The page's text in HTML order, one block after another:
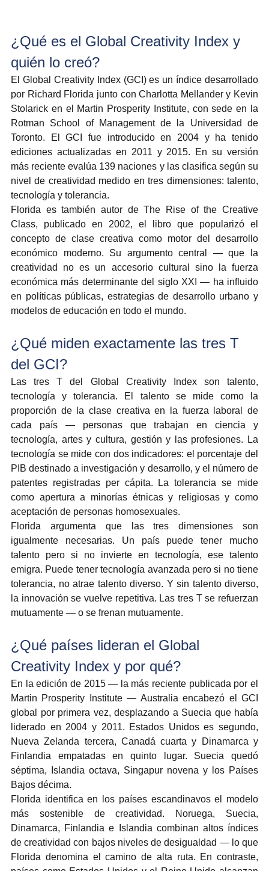
¿Qué es el Global Creativity Index y
quién lo creó?
El Global Creativity Index (GCI) es un índice desarrollado
por Richard Florida junto con Charlotta Mellander y Kevin
Stolarick en el Martin Prosperity Institute, con sede en la
Rotman School of Management de la Universidad de
Toronto. El GCI fue introducido en 2004 y ha tenido
ediciones actualizadas en 2011 y 2015. En su versión
más reciente evalúa 139 naciones y las clasifica según su
nivel de creatividad medido en tres dimensiones: talento,
tecnología y tolerancia.
Florida es también autor de The Rise of the Creative
Class, publicado en 2002, el libro que popularizó el
concepto de clase creativa como motor del desarrollo
económico moderno. Su argumento central — que la
creatividad no es un accesorio cultural sino la fuerza
económica más determinante del siglo XXI — ha influido
en políticas públicas, estrategias de desarrollo urbano y
modelos de educación en todo el mundo.
¿Qué miden exactamente las tres T
del GCI?
Las tres T del Global Creativity Index son talento,
tecnología y tolerancia. El talento se mide como la
proporción de la clase creativa en la fuerza laboral de
cada país — personas que trabajan en ciencia y
tecnología, artes y cultura, gestión y las profesiones. La
tecnología se mide con dos indicadores: el porcentaje del
PIB destinado a investigación y desarrollo, y el número de
patentes registradas per cápita. La tolerancia se mide
como apertura a minorías étnicas y religiosas y como
aceptación de personas homosexuales.
Florida argumenta que las tres dimensiones son
igualmente necesarias. Un país puede tener mucho
talento pero si no invierte en tecnología, ese talento
emigra. Puede tener tecnología avanzada pero si no tiene
tolerancia, no atrae talento diverso. Y sin talento diverso,
la innovación se vuelve repetitiva. Las tres T se refuerzan
mutuamente — o se frenan mutuamente.
¿Qué países lideran el Global
Creativity Index y por qué?
En la edición de 2015 — la más reciente publicada por el
Martin Prosperity Institute — Australia encabezó el GCI
global por primera vez, desplazando a Suecia que había
liderado en 2004 y 2011. Estados Unidos es segundo,
Nueva Zelanda tercera, Canadá cuarta y Dinamarca y
Finlandia empatadas en quinto lugar. Suecia quedó
séptima, Islandia octava, Singapur novena y los Países
Bajos décima.
Florida identifica en los países escandinavos el modelo
más sostenible de creatividad. Noruega, Suecia,
Dinamarca, Finlandia e Islandia combinan altos índices
de creatividad con bajos niveles de desigualdad — lo que
Florida denomina el camino de alta ruta. En contraste,